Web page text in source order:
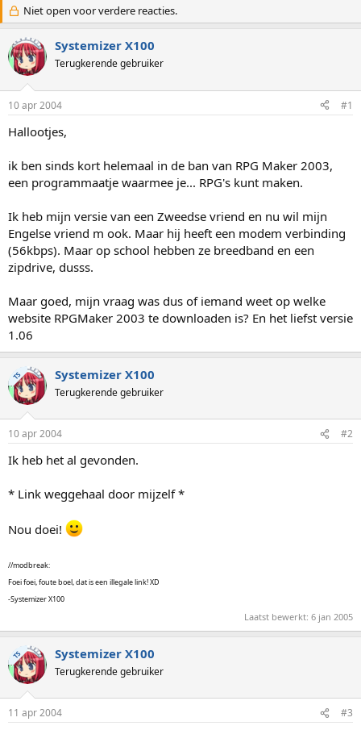
d
e
r
w
e
s
t
a
t
e
a
r
d
a
m
Niet open voor verdere reacties.
Systemizer X100
Terugkerende gebruiker
10 apr 2004 #1
Hallootjes,
ik ben sinds kort helemaal in de ban van RPG Maker 2003,
een programmaatje waarmee je... RPG's kunt maken.
Ik heb mijn versie van een Zweedse vriend en nu wil mijn
Engelse vriend m ook. Maar hij heeft een modem verbinding
(56kbps). Maar op school hebben ze breedband en een
zipdrive, dusss.
Maar goed, mijn vraag was dus of iemand weet op welke
website RPGMaker 2003 te downloaden is? En het liefst versie
1.06
TS Systemizer X100
Terugkerende gebruiker
10 apr 2004 #2
Ik heb het al gevonden.
* Link weggehaal door mijzelf *
Nou doei!
//modbreak:
Foei foei, foute boel, dat is een illegale link! XD
-Systemizer X100
Laatst bewerkt: 6 jan 2005
TS Systemizer X100
Terugkerende gebruiker
11 apr 2004 #3